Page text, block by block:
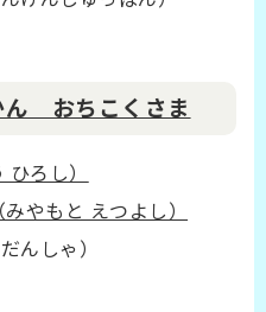
ん おちこくさま
ろし）
やもと えつよし）
んしゃ）